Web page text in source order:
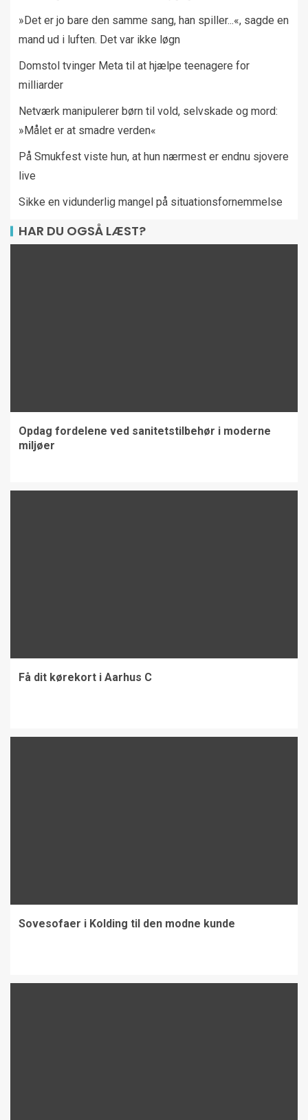
»Det er jo bare den samme sang, han spiller...«, sagde en
mand ud i luften. Det var ikke løgn
Domstol tvinger Meta til at hjælpe teenagere for
milliarder
Netværk manipulerer børn til vold, selvskade og mord:
»Målet er at smadre verden«
På Smukfest viste hun, at hun nærmest er endnu sjovere
live
Sikke en vidunderlig mangel på situationsfornemmelse
HAR DU OGSÅ LÆST?
Opdag fordelene ved sanitetstilbehør i moderne
miljøer
Få dit kørekort i Aarhus C
Sovesofaer i Kolding til den modne kunde